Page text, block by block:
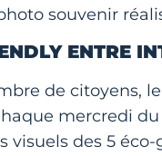
souvenir
ENTRE
de citoyens,
mercredi
visuels des 5